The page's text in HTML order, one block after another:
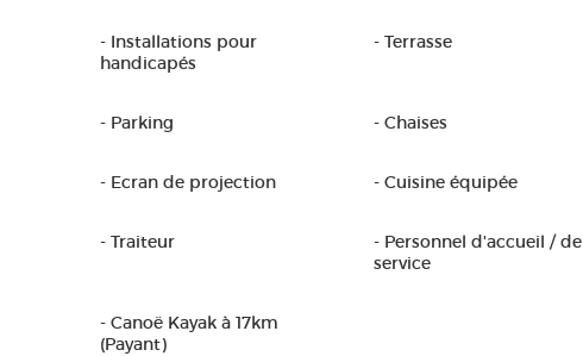
- Installations pour
handicapés
- Terrasse
- Parking - Chaises
- Ecran de projection - Cuisine équipée
- Traiteur
- Personnel d'accueil / de
service
- Canoë Kayak à 17km
(Payant)